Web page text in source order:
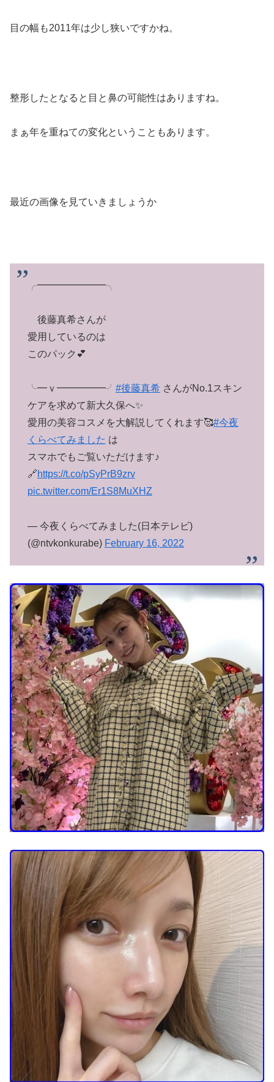
目の幅も2011年は少し狭いですかね。
整形したとなると目と鼻の可能性はありますね。
まぁ年を重ねての変化ということもあります。
最近の画像を見ていきましょうか
╭━━━━━━━╮
後藤真希さんが
愛用しているのは
このパック💕
╰━ｖ━━━━━╯ #後藤真希さんがNo.1スキン
ケアを求めて新大久保へ✨
愛用の美容コスメを大解説してくれます🥰#今夜
くらべてみました は
スマホでもご覧いただけます♪
🔗https://t.co/pSyPrB9zrv
pic.twitter.com/Er1S8MuXHZ
— 今夜くらべてみました(日本テレビ)
(@ntvkonkurabe) February 16, 2022